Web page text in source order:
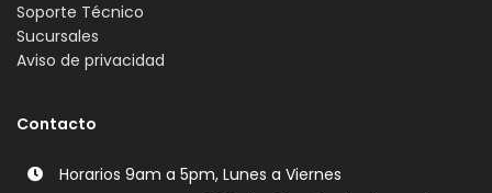
Soporte Técnico
Sucursales
Aviso de privacidad
Contacto
Horarios 9am a 5pm, Lunes a Viernes